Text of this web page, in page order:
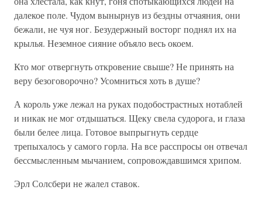
далекое поле. Чудом вынырнув из бездны отчаяния, они
бежали, не чуя ног. Безудержный восторг поднял их на
крылья. Неземное сияние объяло весь окоем.
Кто мог отвергнуть откровение свыше? Не принять на
веру безоговорочно? Усомниться хоть в душе?
А король уже лежал на руках подобострастных нотаблей
и никак не мог отдышаться. Щеку свела судорога, и глаза
были белее лица. Готовое выпрыгнуть сердце
трепыхалось у самого горла. На все расспросы он отвечал
бессмысленным мычанием, сопровождавшимся хрипом.
Эрл Солсбери не жалел ставок.